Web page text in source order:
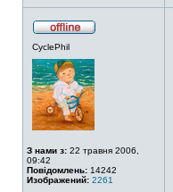
CyclePhil
З нами з: 22 травня 2006,
09:42
Повідомлень: 14242
Изображений: 2261